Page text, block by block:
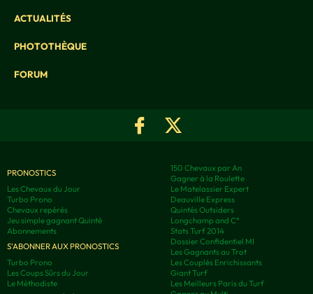
ACTUALITÉS
PHOTOTHÈQUE
FORUM
PRONOSTICS
Les Chevaux du Jour
Turbo Prono
Chevaux repérés
Jeu simple gagnant Quinté
Abonnements
S'ABONNER AUX PRONOSTICS
Turbo Prono
Les Coups Sûrs du Jour
Le Méthodiste
150 Chevaux par An
Gagner à la Roulette
Le Matelassier Expert
Deauville Express
Quintés Outsiders
Longchamp and C°
Stats Turf 2014
Dossier Confidentiel MI
Les Gagnants au Trot
Les Couplés Enrichissants
Giant Turf
Les Meilleurs Paris du Turf